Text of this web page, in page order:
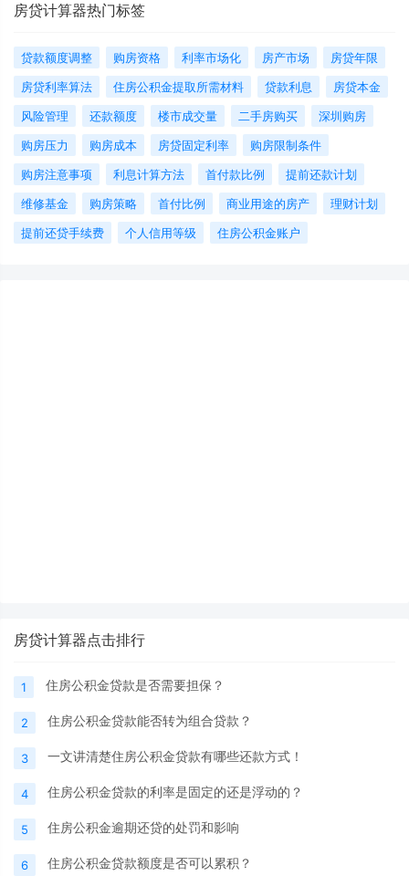
房贷计算器热门标签
贷款额度调整 购房资格 利率市场化 房产市场
房贷年限
房贷利率算法
住房公积金提取所需材料 贷款利息
房贷本金
风险管理
还款额度 楼市成交量 二手房购买
深圳购房
购房压力
购房成本 房贷固定利率
购房限制条件
购房注意事项
利息计算方法 首付款比例
提前还款计划
维修基金
购房策略 首付比例 商业用途的房产
理财计划
提前还贷手续费
个人信用等级 住房公积金账户
房贷计算器点击排行
1 住房公积金贷款是否需要担保？
2 住房公积金贷款能否转为组合贷款？
3 一文讲清楚住房公积金贷款有哪些还款方式！
4 住房公积金贷款的利率是固定的还是浮动的？
5 住房公积金逾期还贷的处罚和影响
6 住房公积金贷款额度是否可以累积？